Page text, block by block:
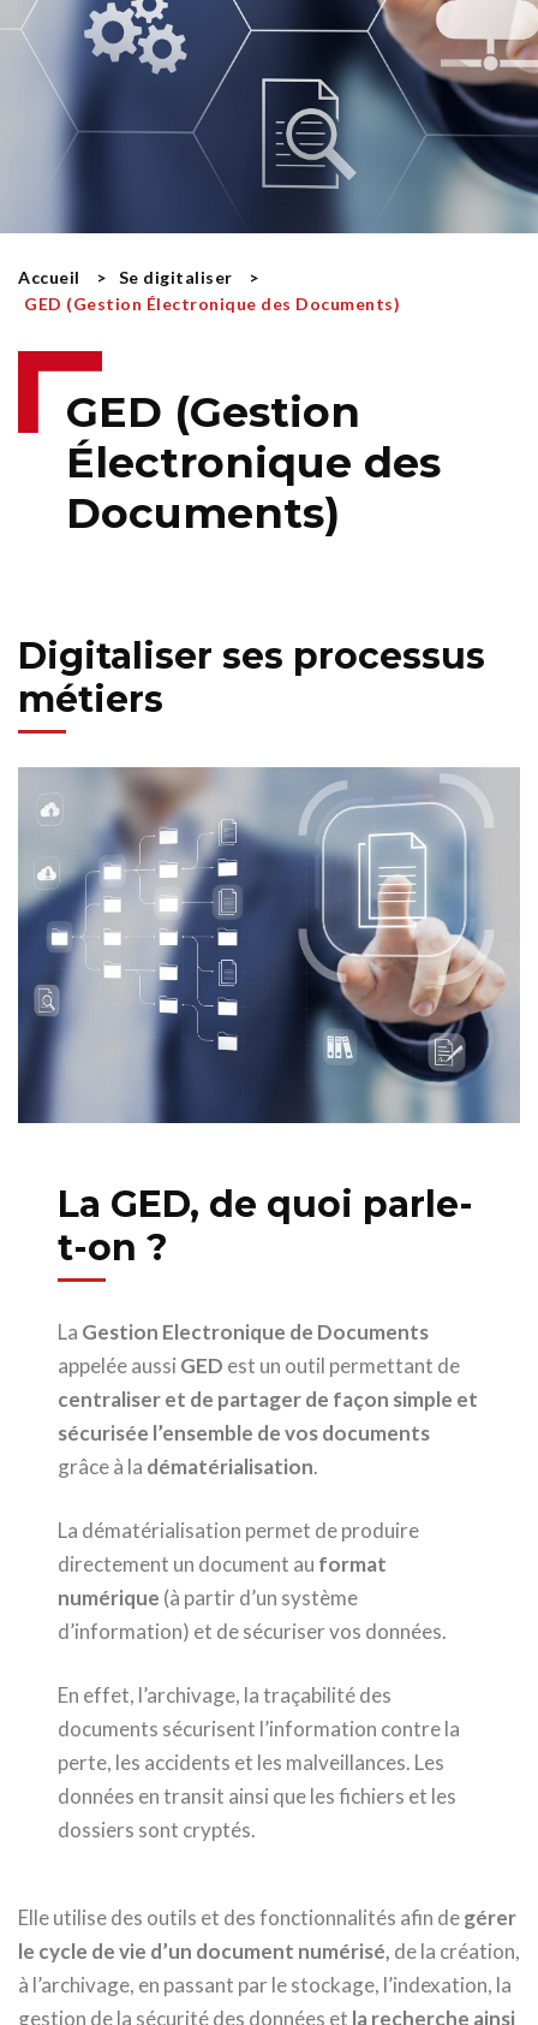
Accueil
Se digitaliser
GED (Gestion Électronique des Documents)
GED (Gestion
Électronique des
Documents)
Digitaliser ses processus
métiers
La GED, de quoi parle-
t-on ?
La Gestion Electronique de Documents
appelée aussi GED est un outil permettant de
centraliser et de partager de façon simple et
sécurisée l’ensemble de vos documents
grâce à la dématérialisation.
La dématérialisation permet de produire
directement un document au format
numérique (à partir d’un système
d’information) et de sécuriser vos données.
En effet, l’archivage, la traçabilité des
documents sécurisent l’information contre la
perte, les accidents et les malveillances. Les
données en transit ainsi que les fichiers et les
dossiers sont cryptés.
Elle utilise des outils et des fonctionnalités afin degérer
le cycle de vie d’un document numérisé, de la création,
à l’archivage, en passant par le stockage, l’indexation, la
gestion de la sécurité des données et la recherche ainsi